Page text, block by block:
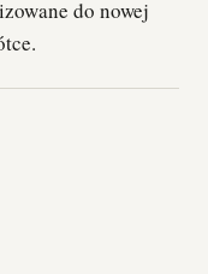
do nowej